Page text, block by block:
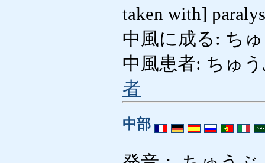
taken with]
中風に成る: ち
中風患者: ちゅ
者
中部